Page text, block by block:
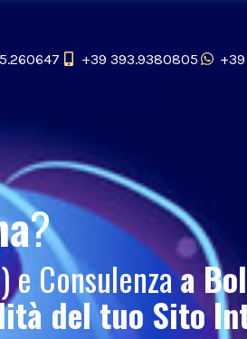
+39 393.9380805
?
e Consulenzaa
del tuo Sito